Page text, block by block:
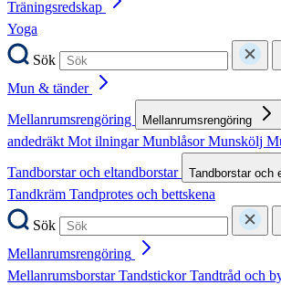
Träningsredskap
Yoga
Sök
Mun & tänder
Mellanrumsrengöring
Mellanrumsrengöring
andedräktMot ilningarMunblåsorMunskölj
Tandborstar och eltandborstar
Tandborstar och
Tandkräm Tandprotes och bettskena
Sök
Mellanrumsrengöring
MellanrumsborstarTandstickorTandtråd och